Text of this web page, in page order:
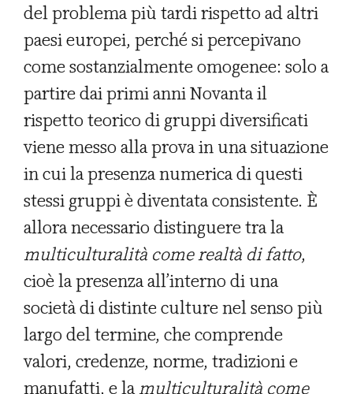
del problema più tardi rispetto ad altri
paesi europei, perché si percepivano
come sostanzialmente omogenee: solo a
partire dai primi anni Novanta il
rispetto teorico di gruppi diversificati
viene messo alla prova in una situazione
in cui la presenza numerica di questi
stessi gruppi è diventata consistente. È
allora necessario distinguere tra la
multiculturalità come realtà di fatto,
cioè la presenza all’interno di una
società di distinte culture nel senso più
largo del termine, che comprende
valori, credenze, norme, tradizioni e
manufatti, e lamulticulturalità come